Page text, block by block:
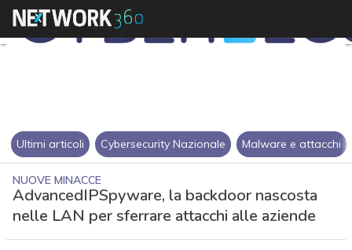
Ultimi articoli Cybersecurity Nazionale Malware e attacchi
NUOVE MINACCE
AdvancedIPSpyware, la backdoor nascosta
nelle LAN per sferrare attacchi alle aziende